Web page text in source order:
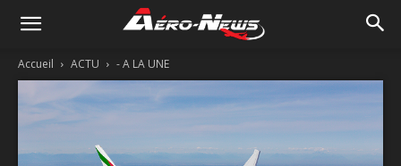
Accueil ACTU - A LA UNE